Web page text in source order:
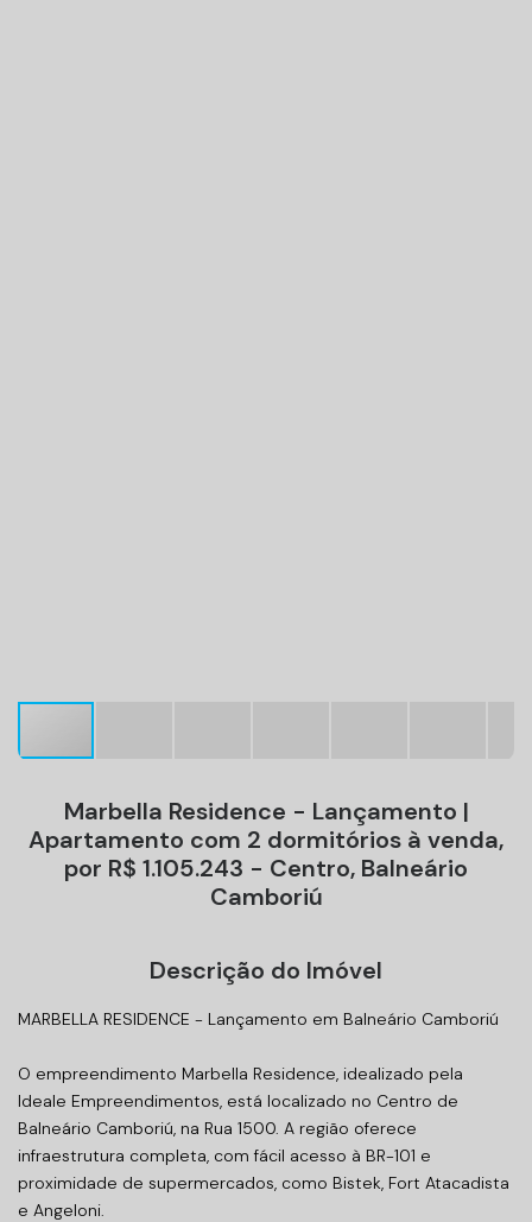
Marbella Residence - Lançamento |
Apartamento com 2 dormitórios à venda,
por R$ 1.105.243 - Centro, Balneário
Camboriú
Descrição do Imóvel
MARBELLA RESIDENCE - Lançamento em Balneário Camboriú
O empreendimento Marbella Residence, idealizado pela
Ideale Empreendimentos, está localizado no Centro de
Balneário Camboriú, na Rua 1500. A região oferece
infraestrutura completa, com fácil acesso à BR-101 e
proximidade de supermercados, como Bistek, Fort Atacadista
e Angeloni.